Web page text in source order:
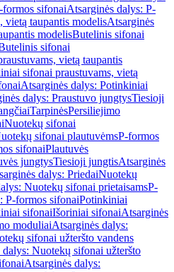
formos sifonaiAtsarginės dalys: P-
vietą taupantis modelisAtsarginės
modelisButelinis sifonai
sifonai
vietą taupantis
sifonai praustuvams, vietą
Atsarginės dalys: Potinkiniai
dalys: Praustuvo jungtysTiesioji
TarpinėsPersiliejimo
Nuotekų sifonai
sifonai plautuvėmsP-formos
sifonaiPlautuvės
jungtysTiesioji jungtisAtsarginės
dalys: PriedaiNuotekų
Nuotekų sifonai prietaisamsP-
P-formos sifonaiPotinkiniai
sifonaiIšoriniai sifonaiAtsarginės
moduliaiAtsarginės dalys:
sifonai užteršto vandens
dalys: Nuotekų sifonai užteršto
Atsarginės dalys: